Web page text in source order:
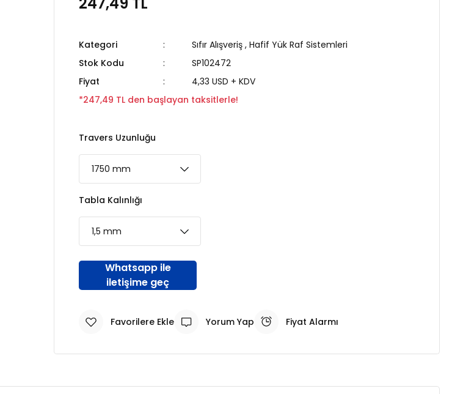
Kategori Sıfır Alışveriş , Hafif Yük Raf Sistemleri
Stok Kodu
SP102472
Fiyat
4,33 USD + KDV
*247,49 TL den başlayan taksitlerle!
Travers Uzunluğu
Tabla Kalınlığı
Whatsapp ile
iletişime geç
Yorum Yap Fiyat Alarmı